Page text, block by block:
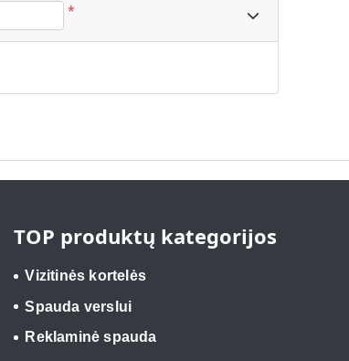
*
TOP produktų kategorijos
Vizitinės kortelės
Spauda verslui
Reklaminė spauda